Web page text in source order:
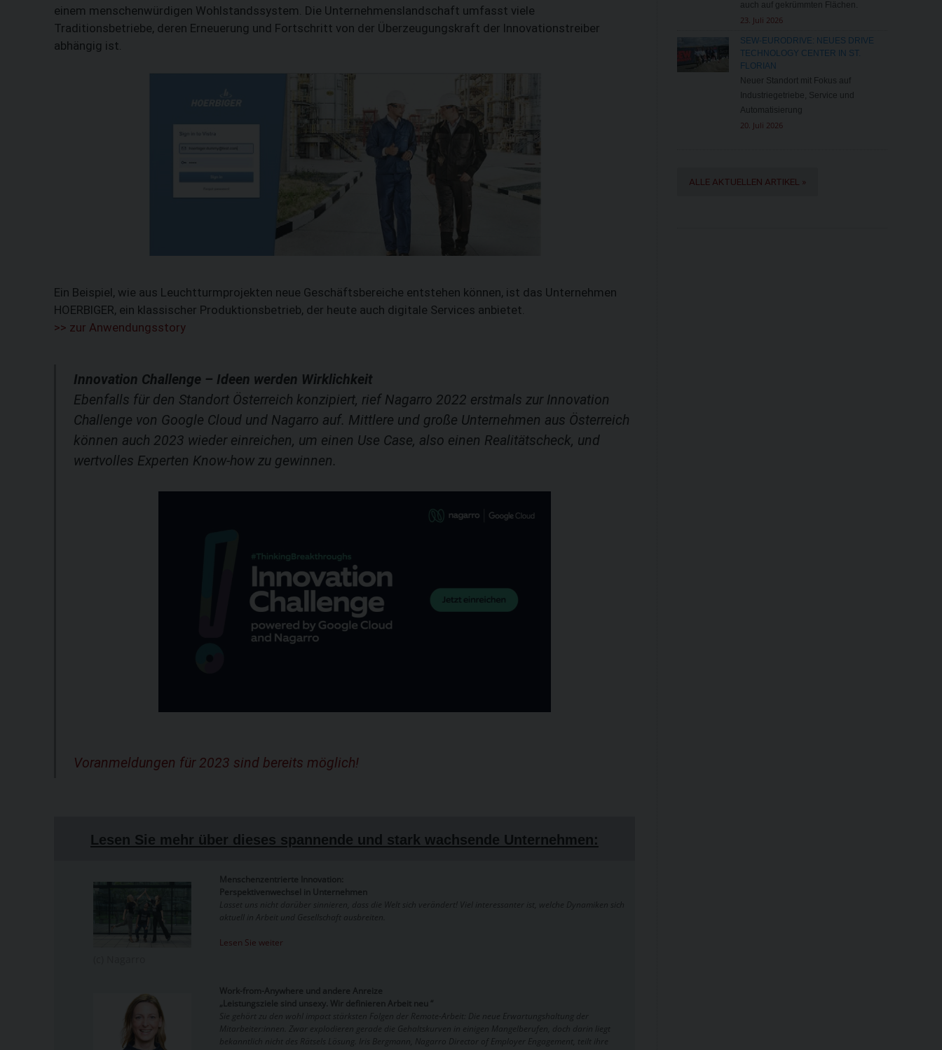
einem menschenwürdigen Wohlstandssystem. Die Unternehmenslandschaft umfasst viele
Traditionsbetriebe, deren Erneuerung und Fortschritt von der Überzeugungskraft der Innovationstreiber
abhängig ist.
Ein Beispiel, wie aus Leuchtturmprojekten neue Geschäftsbereiche entstehen können, ist das Unternehmen
HOERBIGER, ein klassischer Produktionsbetrieb, der heute auch digitale Services anbietet.
>> zur Anwendungsstory
Innovation Challenge – Ideen werden Wirklichkeit
Ebenfalls für den Standort Österreich konzipiert, rief Nagarro 2022 erstmals zur Innovation
Challenge von Google Cloud und Nagarro auf. Mittlere und große Unternehmen aus Österreich
können auch 2023 wieder einreichen, um einen Use Case, also einen Realitätscheck, und
wertvolles Experten Know-how zu gewinnen.
Voranmeldungen für 2023 sind bereits möglich!
Lesen Sie mehr über dieses spannende und stark wachsende Unternehmen:
Menschenzentrierte Innovation:
Perspektivenwechsel in Unternehmen
Lasset uns nicht darüber sinnieren, dass die Welt sich verändert! Viel interessanter ist, welche Dynamiken sich
aktuell in Arbeit und Gesellschaft ausbreiten.
Lesen Sie weiter
Work-from-Anywhere und andere Anreize
„Leistungsziele sind unsexy. Wir definieren Arbeit neu “
Sie gehört zu den wohl impact stärksten Folgen der Remote-Arbeit: Die neue Erwartungshaltung der
Mitarbeiter:innen. Zwar explodieren gerade die Gehaltskurven in einigen Mangelberufen, doch darin liegt
bekanntlich nicht des Rätsels Lösung. Iris Bergmann, Nagarro Director of Employer Engagement, teilt ihre
auch auf gekrümmten Flächen.
23. Juli 2026
SEW-EURODRIVE: NEUES DRIVE
TECHNOLOGY CENTER IN ST.
FLORIAN
Neuer Standort mit Fokus auf
Industriegetriebe, Service und
Automatisierung
20. Juli 2026
ALLE AKTUELLEN ARTIKEL »
SUCHEN